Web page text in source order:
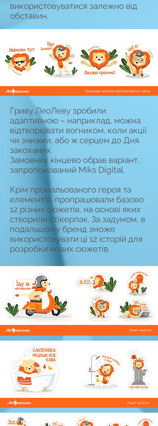
використовуватися залежно від
обставин.
Гриву ЛеоЛеву зробили
адаптивною – наприклад, можна
відтворювати вогником, коли акції
чи знижки, або ж серцем до Дня
закоханих.
Замовник кінцево обрав варіант,
запропонований Miks Digital.
Крім промальованого героя та
елементів, пропрацювали базово
12 різних сюжетів, на основі яких
створили стікерпак. За задумом, в
подальшому бренд зможе
використовувати ці 12 історій для
розробки нових сюжетів.